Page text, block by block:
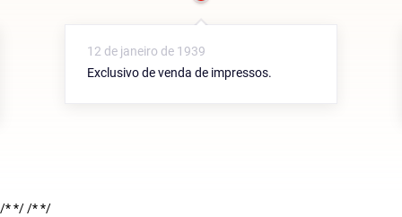
12 de janeiro de 1939
Exclusivo de venda de impressos.
/* *//* */